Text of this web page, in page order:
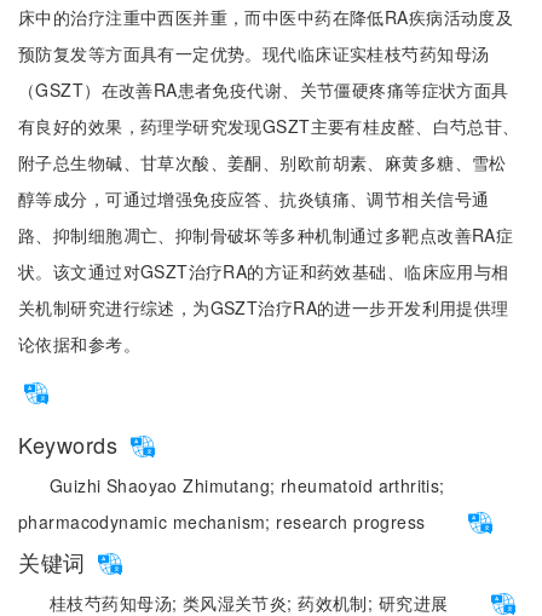
床中的治疗注重中西医并重，而中医中药在降低RA疾病活动度及
预防复发等方面具有一定优势。现代临床证实桂枝芍药知母汤
（GSZT）在改善RA患者免疫代谢、关节僵硬疼痛等症状方面具
有良好的效果，药理学研究发现GSZT主要有桂皮醛、白芍总苷、
附子总生物碱、甘草次酸、姜酮、别欧前胡素、麻黄多糖、雪松
醇等成分，可通过增强免疫应答、抗炎镇痛、调节相关信号通
路、抑制细胞凋亡、抑制骨破坏等多种机制通过多靶点改善RA症
状。该文通过对GSZT治疗RA的方证和药效基础、临床应用与相
关机制研究进行综述，为GSZT治疗RA的进一步开发利用提供理
论依据和参考。
Keywords
Guizhi Shaoyao Zhimutang; rheumatoid arthritis;
pharmacodynamic mechanism; research progress
关键词
桂枝芍药知母汤; 类风湿关节炎;药效机制; 研究进展